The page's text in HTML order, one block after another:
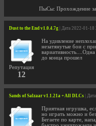
ПыСы: Прохождение
Dust to the End v1.0.4.7g | Дата 2022-01-
Репутация
12
На удивление
незатянутые бои с
до конца прошел
Sands of Salzaar v1.1.21a + All DLCs |
Приятная игрушка,
но играть можно и без
Бегаете по карте,